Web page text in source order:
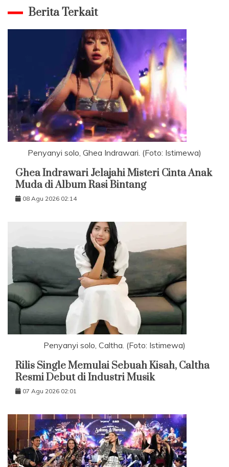
Berita Terkait
Penyanyi solo, Ghea Indrawari. (Foto: Istimewa)
Ghea Indrawari Jelajahi Misteri Cinta Anak
Muda di Album Rasi Bintang
08 Agu 2026 02:14
Penyanyi solo, Caltha. (Foto: Istimewa)
Rilis Single Memulai Sebuah Kisah, Caltha
Resmi Debut di Industri Musik
07 Agu 2026 02:01